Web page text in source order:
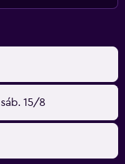
sáb. 15/8